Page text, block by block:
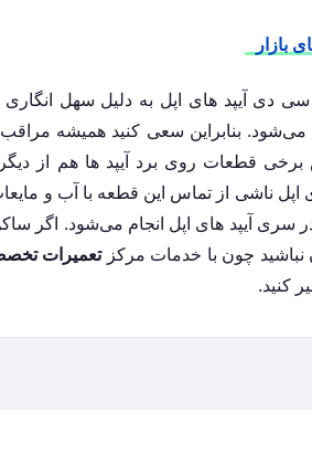
تعویض ال سی دی آیپد های اپل به دلیل سهل
بنابراین سعی کنید همیشه مراقب
قطعات روی برد آیپد ها هم از دیگر
اپل ناشی از تماس این قطعه با آب و
سری آیپد های اپل انجام می‌شود. اگر
نباشید چون با خدمات مرکزتعمیرات
کنید.